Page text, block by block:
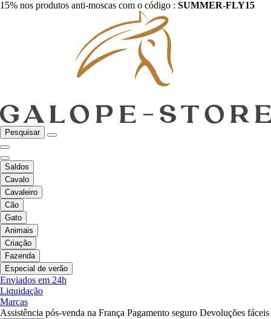
15% nos produtos anti-moscas com o código : SUMMER-FLY15
Pesquisar
Saldos
Cavalo
Cavaleiro
Cão
Gato
Animais
Criação
Fazenda
Especial de verão
Enviados em 24h
Liquidação
Marcas
Assistência pós-venda na França Pagamento seguro Devoluções fáceis